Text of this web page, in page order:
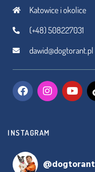
Katowice i okolice
(+48) 508227031
dawid@dogtorant.pl
INSTAGRAM
@dogtorant